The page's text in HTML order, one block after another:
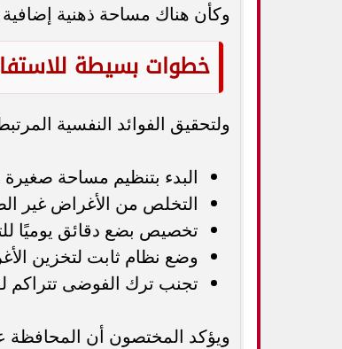
وكأن هناك مساحة ذهنية
خطوات بسيطة
ولتحقيق الفوائد النفسية
البدء بتنظيم مساحة
التخلص من الأغراض غير
تخصيص بضع دقائق يوميًا
وضع نظام ثابت لتخزين
تجنب ترك الفوضى تتراكم
ويؤكد المختصون أن المحافظة